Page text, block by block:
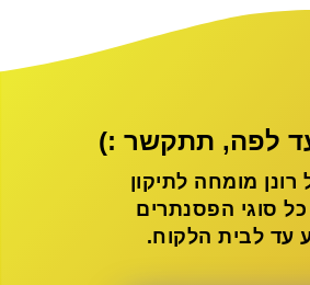
לפה, תתקשר :)
רונן מומחה לתיקון
כל סוגי הפסנתרים
עד לבית הלקוח.